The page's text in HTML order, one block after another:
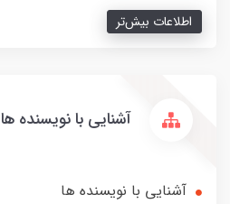
اطلاعات بیش‌تر
آشنایی با نویسنده ها
آشنایی با نویسنده ها